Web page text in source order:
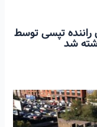
مسافر و 6 میلیون راننده تپسی توسط
شد